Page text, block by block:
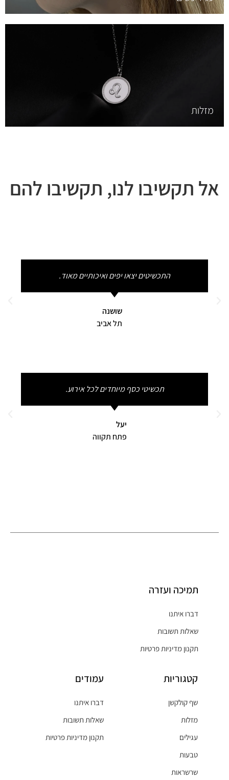
מזלות
אל תקשיבו לנו, תקשיבו להם
התכשיטים יצאו יפים ואיכותיים מאוד.
שושנה
תל אביב
תכשיטי כסף מיוחדים לכל אירוע.
יעל
פתח תקווה
תמיכה ועזרה
דברו איתנו
שאלות תשובות
תקנון מדיניות פרטיות
קטגוריות
שף קולקשן
מזלות
עגילים
טבעות
שרשראות
עמודים
דברו איתנו
שאלות תשובות
תקנון מדיניות פרטיות